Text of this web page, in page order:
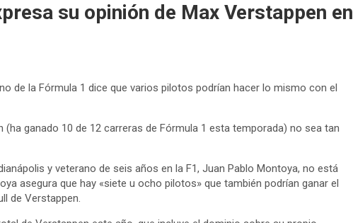
su opinión de Max Verstappen en
de la Fórmula 1 dice que varios pilotos podrían hacer lo mismo con el
ganado 10 de 12 carreras de Fórmula 1 esta temporada) no sea tan
y veterano de seis años en la F1, Juan Pablo Montoya, no está
asegura que hay «siete u ocho pilotos» que también podrían ganar el
de Verstappen.